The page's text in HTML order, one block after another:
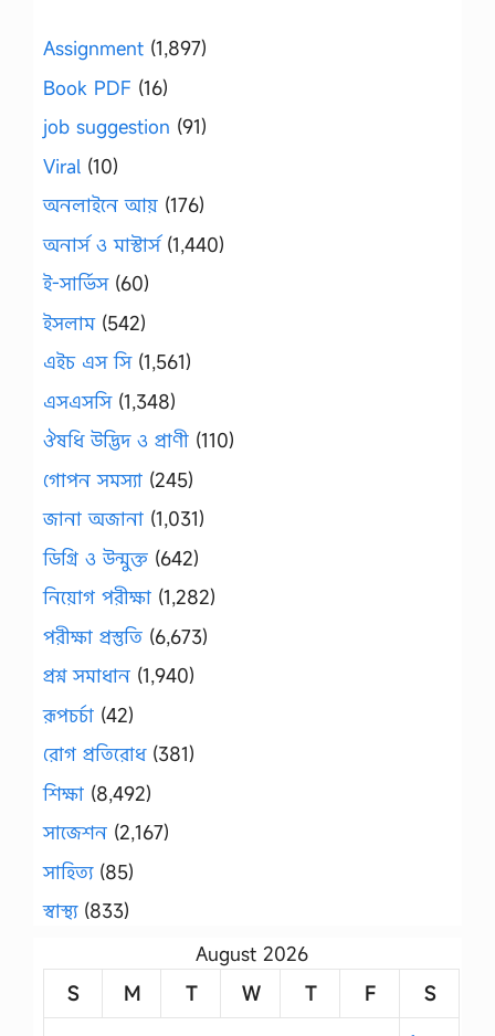
Assignment (1,897)
Book PDF (16)
job suggestion (91)
Viral (10)
অনলাইনে আয় (176)
অনার্স ও মাস্টার্স(1,440)
ই-সার্ভিস(60)
ইসলাম(542)
এইচ এস সি(1,561)
এসএসসি(1,348)
ঔষধি উদ্ভিদ ও প্রাণী (110)
গোপন সমস্যা (245)
জানা অজানা (1,031)
ডিগ্রি ও উন্মুক্ত (642)
নিয়োগ পরীক্ষা (1,282)
পরীক্ষা প্রস্তুতি (6,673)
প্রশ্ন সমাধান (1,940)
রূপচর্চা (42)
রোগ প্রতিরোধ(381)
শিক্ষা (8,492)
সাজেশন (2,167)
সাহিত্য(85)
স্বাস্থ্য(833)
August 2026
S
M T W T F
S